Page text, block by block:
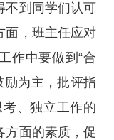
不到同学们认可
面，班主任应对
作中要做到“合
励为主，批评指
、独立工作的
方面的素质，促